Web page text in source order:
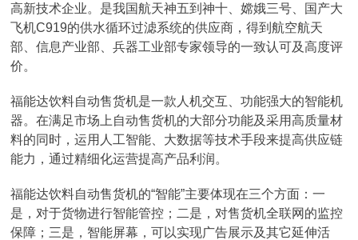
高新技术企业。是我国航天神五到神十、嫦娥三号、国产大
飞机C919的供水循环过滤系统的供应商，得到航空航天
部、信息产业部、兵器工业部专家领导的一致认可及高度评
价。
福能达饮料自动售货机是一款人机交互、功能强大的智能机
器。在满足市场上自动售货机的大部分功能及采用高质量材
料的同时，运用人工智能、大数据等技术手段来提高供应链
能力，通过精细化运营提高产品利润。
福能达饮料自动售货机的“智能”主要体现在三个方面：一
是，对于货物进行智能管控；二是，对售货机全联网的监控
保障；三是，智能屏幕，可以实现广告展示及其它延伸活